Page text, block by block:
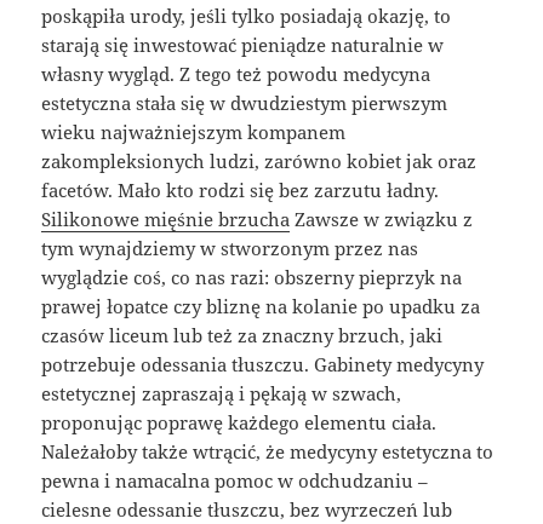
poskąpiła urody, jeśli tylko posiadają okazję, to
starają się inwestować pieniądze naturalnie w
własny wygląd. Z tego też powodu medycyna
estetyczna stała się w dwudziestym pierwszym
wieku najważniejszym kompanem
zakompleksionych ludzi, zarówno kobiet jak oraz
facetów. Mało kto rodzi się bez zarzutu ładny.
Silikonowe mięśnie brzucha Zawsze w związku z
tym wynajdziemy w stworzonym przez nas
wyglądzie coś, co nas razi: obszerny pieprzyk na
prawej łopatce czy bliznę na kolanie po upadku za
czasów liceum lub też za znaczny brzuch, jaki
potrzebuje odessania tłuszczu. Gabinety medycyny
estetycznej zapraszają i pękają w szwach,
proponując poprawę każdego elementu ciała.
Należałoby także wtrącić, że medycyny estetyczna to
pewna i namacalna pomoc w odchudzaniu –
cielesne odessanie tłuszczu, bez wyrzeczeń lub